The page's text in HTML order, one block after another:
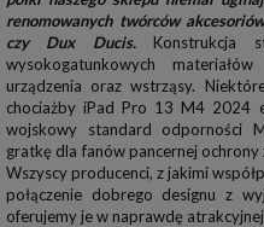
renomowanych twórców
czy Dux Ducis.Konstrukcja
wysokogatunkowych
urządzenia oraz wstrząsy.
chociażby iPad Pro 13 M4 2024
wojskowy standard odporności
gratkę dla fanów pancernej
Wszyscy producenci, z jakimi
połączenie dobrego designu z
oferujemy je w naprawdę atrakcyjnej